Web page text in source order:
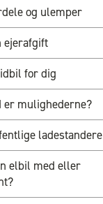
og ulemper
ejerafgift
for dig
er mulighederne?
ladestandere
elbil med eller